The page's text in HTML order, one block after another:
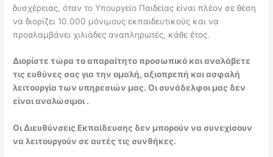
δυσχέρειας, όταν το Υπουργείο Παιδείας είναι πλέον σε θέση
να διορίζει 10.000 μόνιμους εκπαιδευτικούς και να
προσλαμβάνει χιλιάδες αναπληρωτές, κάθε έτος.
Διορίστε τώρα το απαραίτητο προσωπικό και αναλάβετε
τις ευθύνες σας για την ομαλή, αξιοπρεπή και ασφαλή
λειτουργία των υπηρεσιών μας. Οι συνάδελφοι μας δεν
είναι αναλώσιμοι .
Οι Διευθύνσεις Εκπαίδευσης δεν μπορούν να συνεχίσουν
να λειτουργούν σε αυτές τις συνθήκες.